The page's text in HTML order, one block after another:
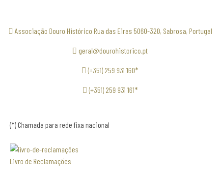
Associação Douro Histórico Rua das Eiras 5060-320, Sabrosa, Portugal
geral@dourohistorico.pt
(+351) 259 931 160*
(+351) 259 931 161*
(*) Chamada para rede fixa nacional
Livro de Reclamações